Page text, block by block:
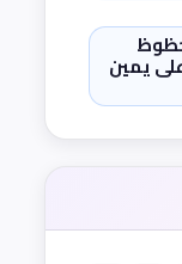
يمين